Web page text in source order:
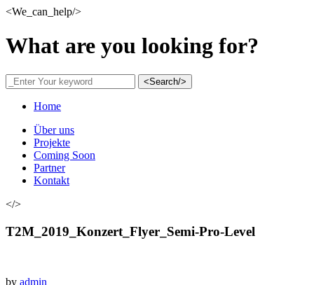
<We_can_help/>
What are you looking for?
<Search/>
Home
Über uns
Projekte
Coming Soon
Partner
Kontakt
</>
T2M_2019_Konzert_Flyer_Semi-Pro-Level
by admin